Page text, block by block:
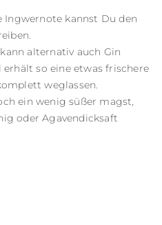
Ingwernote kannst Du den
alternativ auch Gin
erhält so eine etwas frischere
weglassen.
ein wenig süßer magst,
oder Agavendicksaft